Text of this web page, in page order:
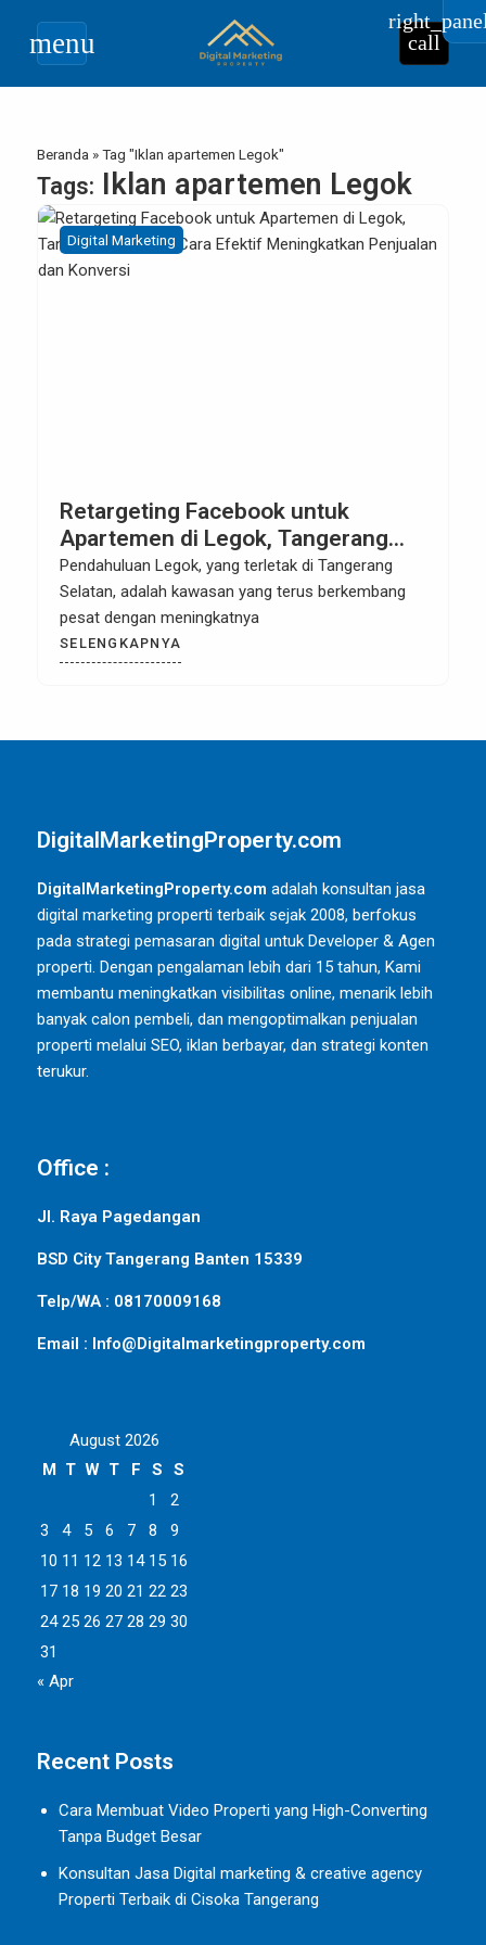
menu call
Beranda »Tag "Iklan apartemen Legok"
Tags: Iklan apartemen Legok
Digital Marketing
Retargeting Facebook untuk
Apartemen di Legok, Tangerang
Selatan: Cara Efektif Meningkatkan
Penjualan dan Konversi
Pendahuluan Legok, yang terletak di Tangerang
Selatan, adalah kawasan yang terus berkembang
pesat dengan meningkatnya
SELENGKAPNYA
DigitalMarketingProperty.com
DigitalMarketingProperty.com adalah konsultan jasa
digital marketing properti terbaik sejak 2008, berfokus
pada strategi pemasaran digital untuk Developer & Agen
properti. Dengan pengalaman lebih dari 15 tahun, Kami
membantu meningkatkan visibilitas online, menarik lebih
banyak calon pembeli, dan mengoptimalkan penjualan
properti melalui SEO, iklan berbayar, dan strategi konten
terukur.
Office :
Jl. Raya Pagedangan
BSD City Tangerang Banten 15339
Telp/WA : 08170009168
Email : Info@Digitalmarketingproperty.com
August 2026
M T W T F S
S
1
2
3
4 5 6 7 8
9
10 11 12 13 14 15 16
17 18 19 20 21 22 23
24 25 26 27 28 29 30
31
« Apr
Recent Posts
Cara Membuat Video Properti yang High-Converting
Tanpa Budget Besar
Konsultan Jasa Digital marketing & creative agency
Properti Terbaik di Cisoka Tangerang